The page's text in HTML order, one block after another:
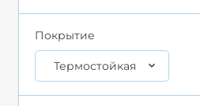
Покрытие
Термостойкая